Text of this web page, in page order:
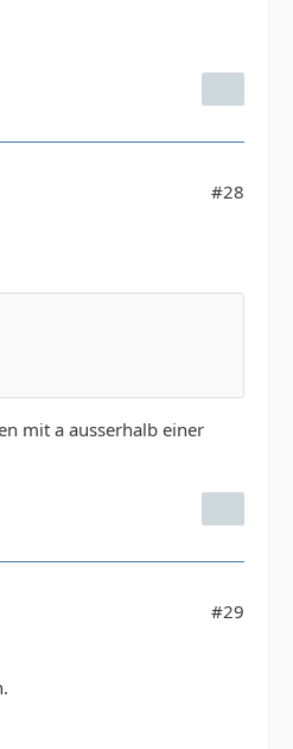
#28
mit a ausserhalb einer
#29